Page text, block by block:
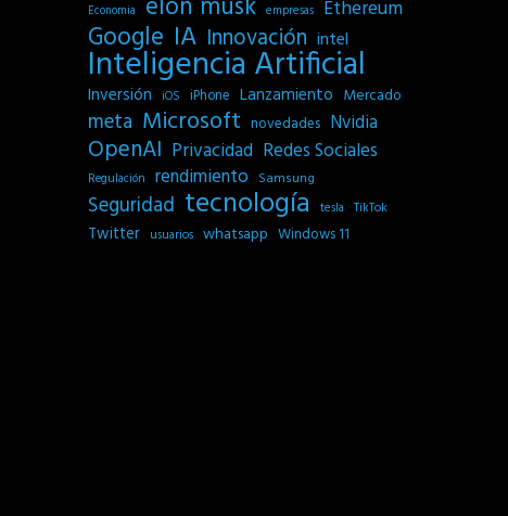
Economia empresas Ethereum
Google IA Innovación intel
Inteligencia Artificial
Inversión iOS iPhone Lanzamiento Mercado
meta Microsoft novedades Nvidia
OpenAI Privacidad Redes Sociales
Regulación rendimiento Samsung
Seguridad tecnología tesla TikTok
Twitter usuarios whatsapp Windows 11